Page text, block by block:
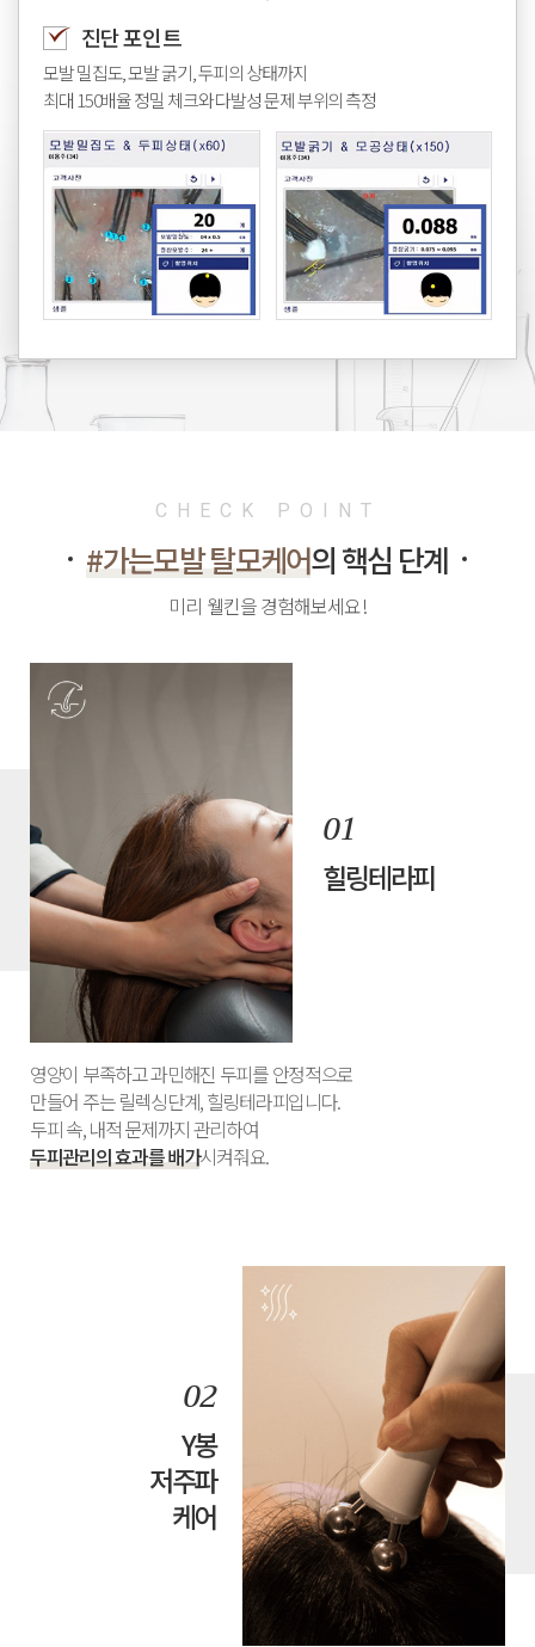
진단 포인트
모발 밀집도, 모발 굵기, 두피의 상태까지
최대 150배율 정밀 체크와 다발성 문제 부위의 측정
CHECK POINT
#가는모발 탈모케어의 핵심 단계
미리 웰킨을 경험해보세요!
힐링테라피
영양이 부족하고 과민해진 두피를 안정적으로
만들어 주는 릴렉싱단계, 힐링테라피입니다.
두피 속, 내적 문제까지 관리하여
두피관리의 효과를 배가시켜줘요.
Y봉
저주파
케어